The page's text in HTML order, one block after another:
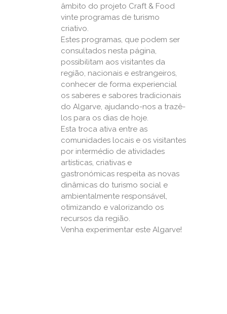
âmbito do projeto Craft & Food
vinte programas de turismo
criativo.
Estes programas, que podem ser
consultados nesta página,
possibilitam aos visitantes da
região, nacionais e estrangeiros,
conhecer de forma experiencial
os saberes e sabores tradicionais
do Algarve, ajudando-nos a trazê-
los para os dias de hoje.
Esta troca ativa entre as
comunidades locais e os visitantes
por intermédio de atividades
artísticas, criativas e
gastronómicas respeita as novas
dinâmicas do turismo social e
ambientalmente responsável,
otimizando e valorizando os
recursos da região.
Venha experimentar este Algarve!